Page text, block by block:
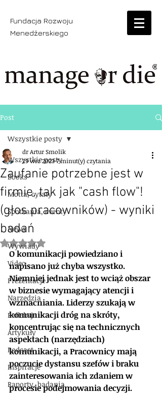
Fundacja Rozwoju
Menedżerskiego
Post
Wszystkie posty
Books
Motta, cytaty
Spotkania, eventy
News
Wywiady
Video
Prezentacje
Narzędzia
Refleksja
Artykuły
Podcast
Inspiracje
Raporty, badania
Wszystkie posty
Zaufanie potrzebne jest w
firmie, tak jak "cash flow"!
(głos pracowników) - wyniki
badań
dr Artur Smolik
29 wrz 20237 minut(y) czytania
Oceniono na NaN z 5 gwiazdek.
O komunikacji powiedziano i
napisano już chyba wszystko.
Niemniej jednak jest to wciąż obszar
w biznesie wymagający atencji i
wzmacniania. Liderzy szukają w
komunikacji dróg na skróty,
koncentrując się na technicznych
aspektach (narzędziach)
komunikacji, a Pracownicy mają
poczucie dystansu szefów i braku
zainteresowania ich zdaniem w
procesie podejmowania decyzji.